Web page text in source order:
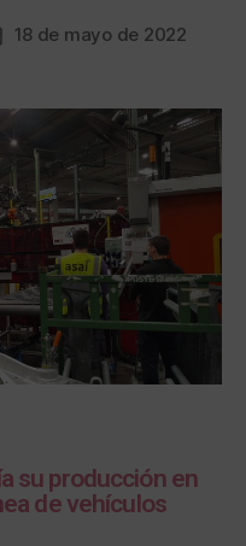
18 de mayo de 2022
su producción en
de vehículos